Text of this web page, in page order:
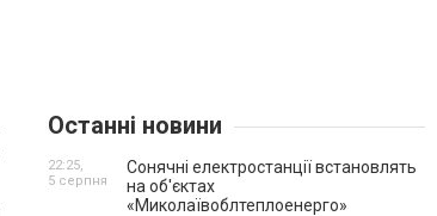
Останні новини
Сонячні електростанції встановлять
на об'єктах
«Миколаївоблтеплоенерго»
22:25,
5 серпня